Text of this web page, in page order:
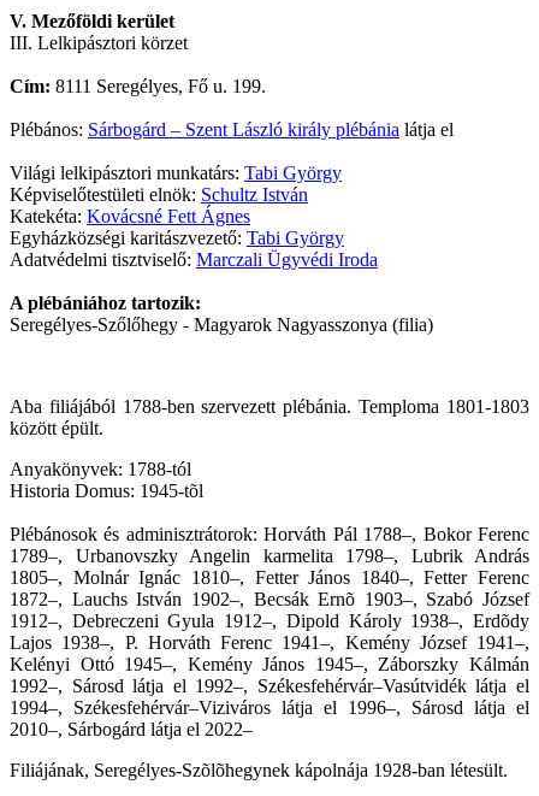
V. Mezőföldi kerület
III. Lelkipásztori körzet
Cím: 8111 Seregélyes, Fő u. 199.
Plébános: Sárbogárd – Szent László király plébánia látja el
Világi lelkipásztori munkatárs: Tabi György
Képviselőtestületi elnök: Schultz István
Katekéta: Kovácsné Fett Ágnes
Egyházközségi karitászvezető: Tabi György
Adatvédelmi tisztviselő: Marczali Ügyvédi Iroda
A plébániához tartozik:
Seregélyes-Szőlőhegy - Magyarok Nagyasszonya (filia)
Aba filiájából 1788-ben szervezett plébánia. Temploma 1801-1803
között épült.
Anyakönyvek: 1788-tól
Historia Domus: 1945-tõl
Plébánosok és adminisztrátorok: Horváth Pál 1788–, Bokor Ferenc
1789–, Urbanovszky Angelin karmelita 1798–, Lubrik András
1805–, Molnár Ignác 1810–, Fetter János 1840–, Fetter Ferenc
1872–, Lauchs István 1902–, Becsák Ernõ 1903–, Szabó József
1912–, Debreczeni Gyula 1912–, Dipold Károly 1938–, Erdõdy
Lajos 1938–, P. Horváth Ferenc 1941–, Kemény József 1941–,
Kelényi Ottó 1945–, Kemény János 1945–, Záborszky Kálmán
1992–, Sárosd látja el 1992–, Székesfehérvár–Vasútvidék látja el
1994–, Székesfehérvár–Viziváros látja el 1996–, Sárosd látja el
2010–, Sárbogárd látja el 2022–
Filiájának, Seregélyes-Szõlõhegynek kápolnája 1928-ban létesült.